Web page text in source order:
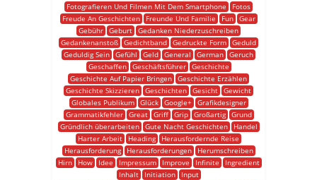
Fotografieren Und Filmen Mit Dem Smartphone
Fotos
Freude An Geschichten
Freunde Und Familie Fun
Gear
Gebühr Geburt Gedanken Niederzuschreiben
Gedankenanstoß Gedichtband Gedruckte Form Geduld
Geduldig Sein Gefühl Geld General German Geruch
Geschaffen
Geschäftsführer
Geschichte
Geschichte Auf Papier Bringen Geschichte Erzählen
Geschichte Skizzieren Geschichten Gesicht Gewicht
Globales Publikum
Glück Google+
Grafikdesigner
Grammatikfehler
Great Griff Grip Großartig
Grund
Gründlich überarbeiten
Gute Nacht Geschichten
Handel
Harter Arbeit
Heading
Herausfordernde Reise
Herausforderung
Herausforderungen
Herumschreiben
Hirn
How Idee Impressum Improve Infinite
Ingredient
Inhalt
Initiation
Input